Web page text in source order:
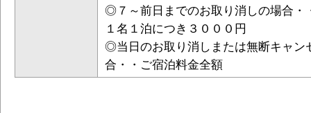
◎７～前日までのお取り消しの場合・
１名１泊につき３０００円
◎当日のお取り消しまたは無断キャン
合・・ご宿泊料金全額